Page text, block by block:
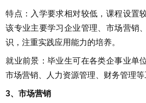
特点：入学要求相对较低，课程设置
该专业主要学习企业管理、市场营销
识，注重实践应用能力的培养。
就业前景：毕业生可在各类企事业单
市场营销、人力资源管理、财务管理等
3、市场营销